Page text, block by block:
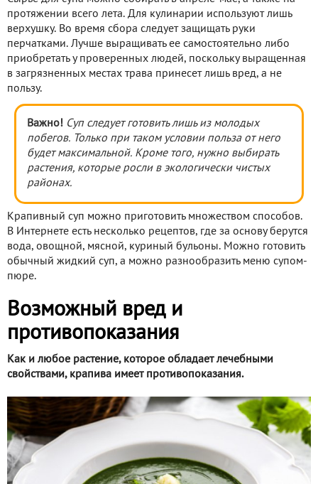
протяжении всего лета. Для кулинарии используют лишь
верхушку. Во время сбора следует защищать руки
перчатками. Лучше выращивать ее самостоятельно либо
приобретать у проверенных людей, поскольку выращенная
в загрязненных местах трава принесет лишь вред, а не
пользу.
Важно! Суп следует готовить лишь из молодых
побегов. Только при таком условии польза от него
будет максимальной. Кроме того, нужно выбирать
растения, которые росли в экологически чистых
районах.
Крапивный суп можно приготовить множеством способов.
В Интернете есть несколько рецептов, где за основу берутся
вода, овощной, мясной, куриный бульоны. Можно готовить
обычный жидкий суп, а можно разнообразить меню супом-
пюре.
Возможный вред и
противопоказания
Как и любое растение, которое обладает лечебными
свойствами, крапива имеет противопоказания.